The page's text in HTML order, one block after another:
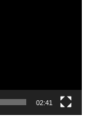
02:41